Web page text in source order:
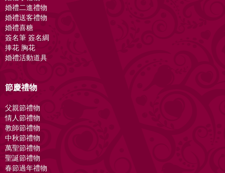
婚禮二進禮物
婚禮送客禮物
婚禮喜糖
簽名筆 簽名綢
捧花 胸花
婚禮活動道具
節慶禮物
父親節禮物
情人節禮物
教師節禮物
中秋節禮物
萬聖節禮物
聖誕節禮物
春節過年禮物